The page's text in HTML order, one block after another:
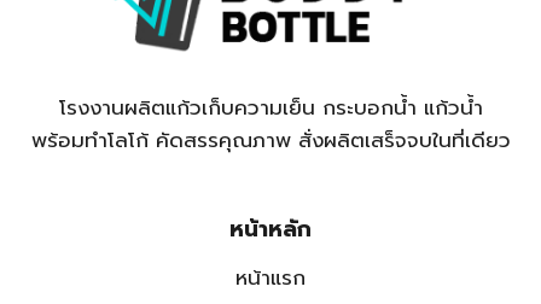
โรงงานผลิตแก้วเก็บความเย็น กระบอกน้ำ แก้วน้ำ
พร้อมทำโลโก้ คัดสรรคุณภาพ สั่งผลิตเสร็จจบในที่เดียว
หน้าหลัก
หน้าแรก